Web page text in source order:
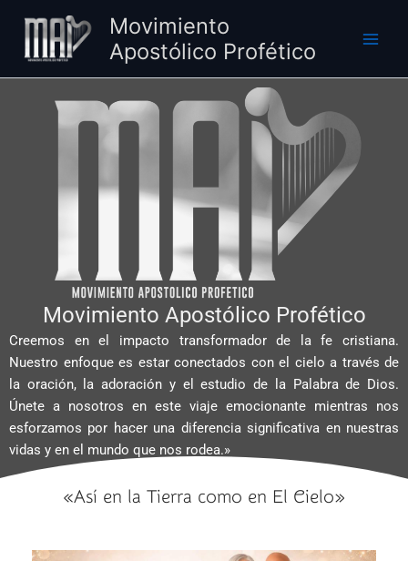
contenido
Movimiento
Apostólico Profético
Movimiento Apostólico Profético
Creemos en el impacto transformador de la fe cristiana.
Nuestro enfoque es estar conectados con el cielo a través de
la oración, la adoración y el estudio de la Palabra de Dios.
Únete a nosotros en este viaje emocionante mientras nos
esforzamos por hacer una diferencia significativa en nuestras
vidas y en el mundo que nos rodea.»
«Así en la Tierra como en El Cielo»